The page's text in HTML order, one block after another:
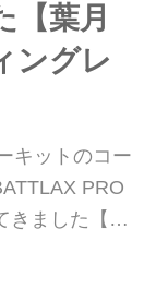
【葉月
ングレ
キットのコー
PRO
きました【葉
と、学生みた